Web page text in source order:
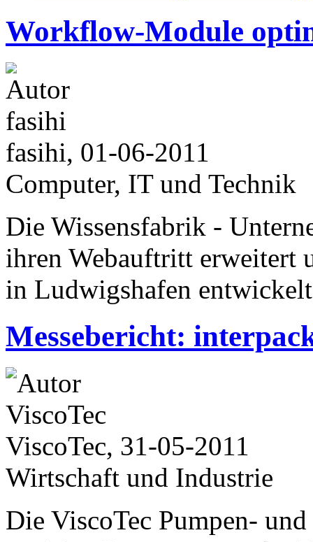
Workflow-Module
fasihi, 01-06-2011
Computer, IT und Technik
Die Wissensfabrik -
ihren Webauftritt erweitert
in Ludwigshafen
Messebericht:
ViscoTec, 31-05-2011
Wirtschaft und Industrie
Die ViscoTec Pumpen-